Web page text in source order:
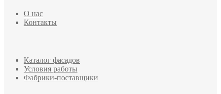
О нас
Контакты
Каталог фасадов
Условия работы
Фабрики-поставщики